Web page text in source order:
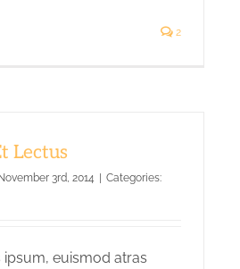
2
Lectus
November 3rd, 2014
Categories:
euismod atras